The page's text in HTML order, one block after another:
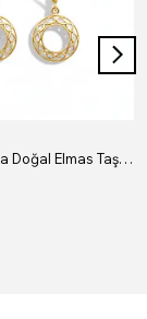
Altın Kaplama Doğal Elmas Taşlı Yuvarlak Gümüş Küpe